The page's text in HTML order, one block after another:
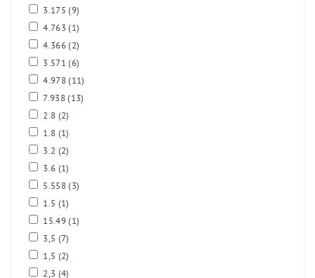
3.175(9)
4.763(1)
4.366(2)
3.571(6)
4.978(11)
7.938(13)
2.8 (2)
1.8 (1)
3.2 (2)
3.6 (1)
5.558(3)
1.5 (1)
15.49(1)
3,5 (7)
1,5 (2)
2,3 (4)